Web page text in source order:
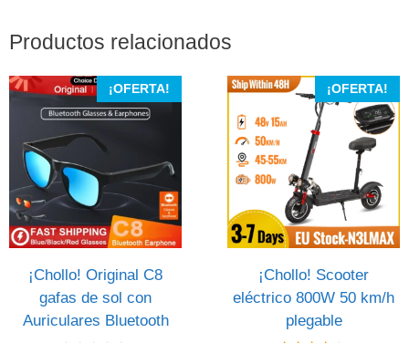
Productos relacionados
¡OFERTA!
¡Chollo! Original C8
gafas de sol con
Auriculares Bluetooth
¡OFERTA!
¡Chollo! Scooter
eléctrico 800W 50 km/h
plegable